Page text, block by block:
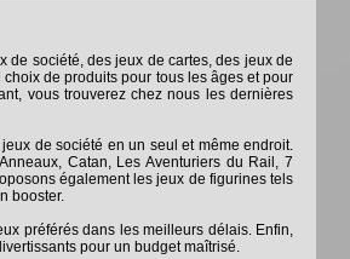
de société, des jeux de cartes, des jeux de
de produits pour tous les âges et pour
vous trouverez chez nous les dernières
de société en un seul et même endroit.
Catan, Les Aventuriers du Rail, 7
également les jeux de figurines tels
booster.
préférés dans les meilleurs délais. Enfin,
pour un budget maîtrisé.